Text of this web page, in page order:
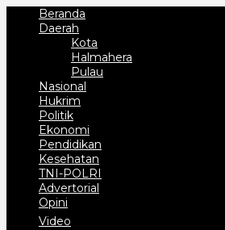
Beranda
Daerah
Kota
Halmahera
Pulau
Nasional
Hukrim
Politik
Ekonomi
Pendidikan
Kesehatan
TNI-POLRI
Advertorial
Opini
Video